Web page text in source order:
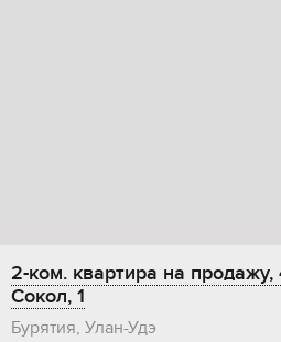
2-ком. квартира на
Сокол, 1
Бурятия, Улан-Удэ